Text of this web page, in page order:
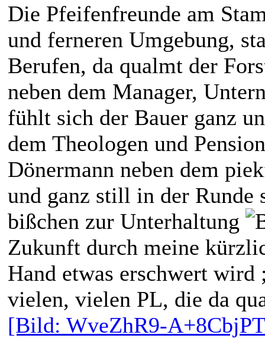
Die Pfeifenfreunde am
und ferneren Umgebung,
Berufen, da qualmt der
neben dem Manager,
fühlt sich der Bauer ganz
dem Theologen und
Dönermann neben dem
und ganz still in der
bißchen zur Unterhaltung
Zukunft durch meine
Hand etwas erschwert
vielen, vielen PL, die da
[Bild: WveZhR9-